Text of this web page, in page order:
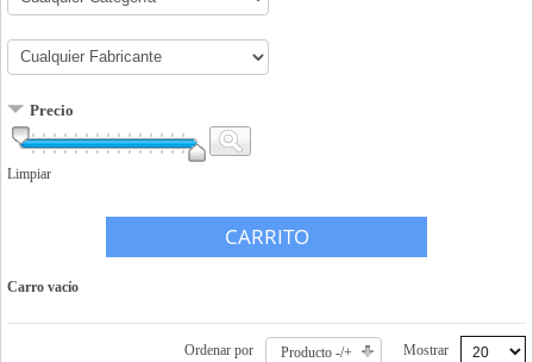
Precio
Limpiar
CARRITO
Carro vacío
Ordenar por Producto -/+ Mostrar